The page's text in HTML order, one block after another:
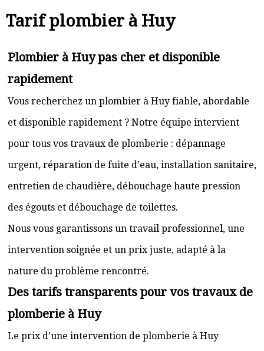
Tarif plombier à Huy
Plombier à Huy pas cher et disponible
rapidement
Vous recherchez un plombier à Huy fiable, abordable
et disponible rapidement ? Notre équipe intervient
pour tous vos travaux de plomberie : dépannage
urgent, réparation de fuite d’eau, installation sanitaire,
entretien de chaudière, débouchage haute pression
des égouts et débouchage de toilettes.
Nous vous garantissons un travail professionnel, une
intervention soignée et un prix juste, adapté à la
nature du problème rencontré.
Des tarifs transparents pour vos travaux de
plomberie à Huy
Le prix d’une intervention de plomberie à Huy